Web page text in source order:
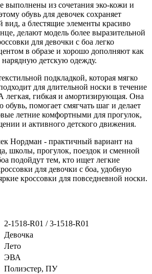
выполнены из сочетания эко-кожи и
обувь для девочек сохраняет
а блестящие элементы красиво
делают модель более выразительной
для девочки с боа легко
в образе и хорошо дополняют как
детскую одежду.
подкладкой, которая мягко
для длительной носки в течение
гибкая и амортизирующая. Она
обувь, помогает смягчать шаг и делает
летние комфортными для прогулок,
и активного детского движения.
Нордман - практичный вариант на
школы, прогулок, поездок и сменной
подойдут тем, кто ищет легкие
для девочки с боа, удобную
кроссовки для повседневной носки.
2-1518-R01 / 3-1518-R01
Девочка
Лето
ЭВА
Полиэстер, ПУ